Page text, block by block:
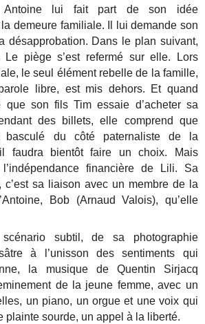
Antoine lui fait part de son idée
la demeure familiale. Il lui demande son
désapprobation. Dans le plan suivant,
Le piège s’est refermé sur elle. Lors
le seul élément rebelle de la famille,
libre, est mis dehors. Et quand
que son fils Tim essaie d’acheter sa
des billets, elle comprend que
du côté paternaliste de la
faudra bientôt faire un choix. Mais
financière de Lili. Sa
c’est sa liaison avec un membre de la
Bob (Arnaud Valois), qu’elle
subtil, de sa photographie
à l’unisson des sentiments qui
la musique de Quentin Sirjacq
de la jeune femme, avec un
un piano, un orgue et une voix qui
plainte sourde, un appel à la liberté.